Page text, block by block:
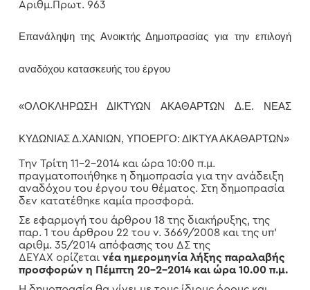
Αριθμ.Πρωτ. 963
Επανάληψη της Ανοικτής Δημοπρασίας για την επιλογή
αναδόχου κατασκευής του έργου
«ΟΛΟΚΛΗΡΩΣΗ ΔΙΚΤΥΩΝ ΑΚΑΘΑΡΤΩΝ Δ.Ε. ΝΕΑΣ
ΚΥΔΩΝΙΑΣ Δ.ΧΑΝΙΩΝ, ΥΠΟΕΡΓΟ: ΔΙΚΤΥΑ ΑΚΑΘΑΡΤΩΝ»
Την Τρίτη 11-2-2014 και ώρα 10:00 π.μ.
πραγματοποιήθηκε η δημοπρασία για την ανάδειξη
αναδόχου του έργου του θέματος. Στη δημοπρασία
δεν κατατέθηκε καμία προσφορά.
Σε εφαρμογή του άρθρου 18 της διακήρυξης, της
παρ. 1 του άρθρου 22 του ν. 3669/2008 και της υπ’
αριθμ. 35/2014 απόφασης του ΔΣ της
ΔΕΥΑΧ ορίζεται νέα ημερομηνία λήξης παραλαβής
προσφορών η Πέμπτη 20-2-2014 και ώρα 10.00 π.μ.